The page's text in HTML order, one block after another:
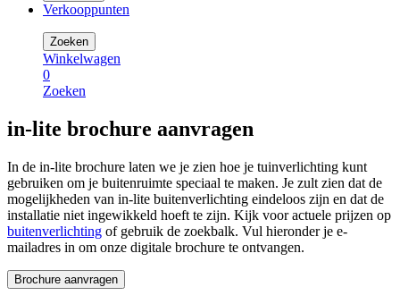
Verkooppunten
Zoeken
Winkelwagen
0
Zoeken
in-lite brochure aanvragen
In de in-lite brochure laten we je zien hoe je tuinverlichting kunt
gebruiken om je buitenruimte speciaal te maken. Je zult zien dat de
mogelijkheden van in-lite buitenverlichting eindeloos zijn en dat de
installatie niet ingewikkeld hoeft te zijn. Kijk voor actuele prijzen op
buitenverlichting of gebruik de zoekbalk. Vul hieronder je e-
mailadres in om onze digitale brochure te ontvangen.
Brochure aanvragen